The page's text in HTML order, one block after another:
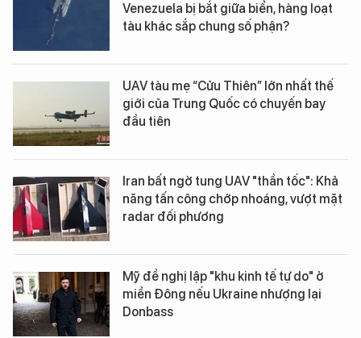
Venezuela bị bắt giữa biển, hàng loạt
tàu khác sắp chung số phận?
UAV tàu mẹ “Cửu Thiên” lớn nhất thế
giới của Trung Quốc có chuyến bay
đầu tiên
Iran bất ngờ tung UAV "thần tốc": Khả
năng tấn công chớp nhoáng, vượt mặt
radar đối phương
Mỹ đề nghị lập "khu kinh tế tự do" ở
miền Đông nếu Ukraine nhượng lại
Donbass